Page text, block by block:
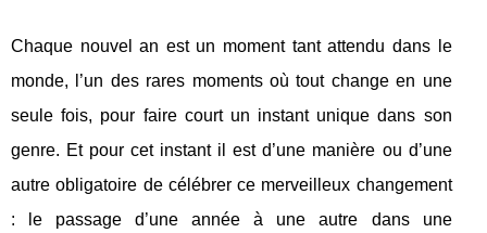
Chaque nouvel an est un moment tant attendu dans le
monde, l’un des rares moments où tout change en une
seule fois, pour faire court un instant unique dans son
genre. Et pour cet instant il est d’une manière ou d’une
autre obligatoire de célébrer ce merveilleux changement
: le passage d’une année à une autre dans une